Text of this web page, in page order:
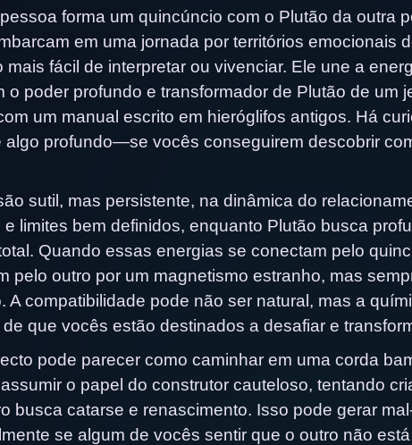
forma um quincúncio com o Plutão da outra
em uma jornada por territórios emocionais
fácil de interpretar ou vivenciar. Ele une a
o poder profundo e transformador de Plutão de um
um manual escrito em hieróglifos antigos. Há
algo profundo—se vocês conseguirem descobrir
sutil, mas persistente, na dinâmica do
limites bem definidos, enquanto Plutão busca
Quando essas energias se conectam pelo
pelo outro por um magnetismo estranho, mas
A compatibilidade pode não ser natural, mas a
que vocês estão destinados a desafiar e
pode parecer como caminhar em uma corda
o papel do construtor cauteloso, tentando
busca catarse e renascimento. Isso pode gerar
se algum de vocês sentir que o outro não